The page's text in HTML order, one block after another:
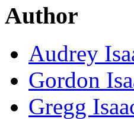
Author
Audrey
Gordon
Gregg